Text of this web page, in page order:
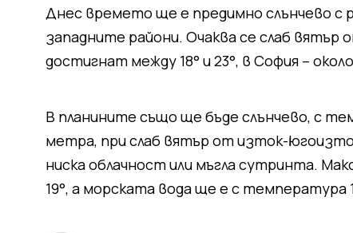
Днес времето ще е предимно слънчево с
западните райони. Очаква се слаб
достигнат между 18° и 23°, в София –
В планините също ще бъде слънчево, с
метра, при слаб вятър от изток-
ниска облачност или мъгла сутринта.
19°, а морската вода ще е с температура